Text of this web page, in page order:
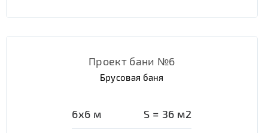
Проект бани №6
Брусовая баня
6х6 м S = 36 м2